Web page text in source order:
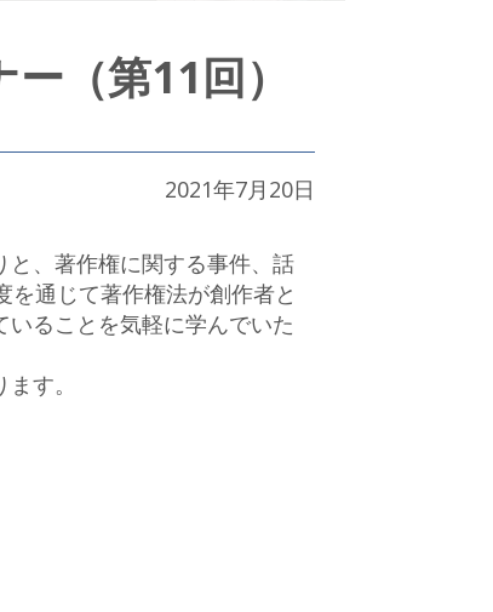
（第11回）
2021年7月20日
、著作権に関する事件、話
通じて著作権法が創作者と
ることを気軽に学んでいた
す。